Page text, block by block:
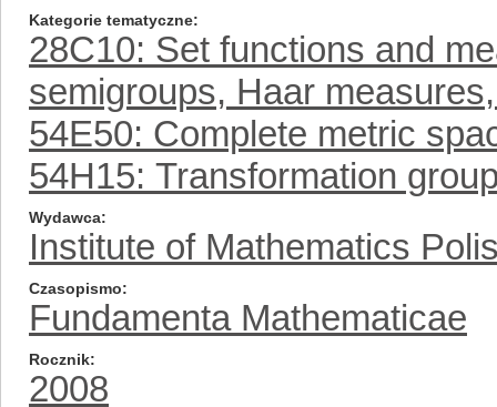
Kategorie tematyczne
28C10: Set functions and
semigroups, Haar
54E50: Complete metric
54H15: Transformation
Wydawca
Institute of Mathematics
Czasopismo
Fundamenta Mathematicae
Rocznik
2008